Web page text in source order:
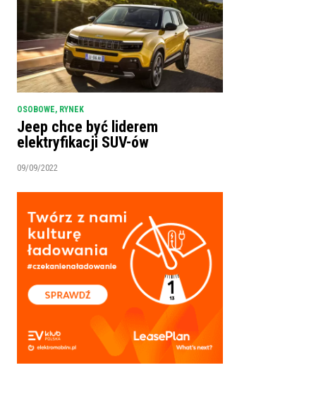
OSOBOWE, RYNEK
Jeep chce być liderem
elektryfikacji SUV-ów
09/09/2022